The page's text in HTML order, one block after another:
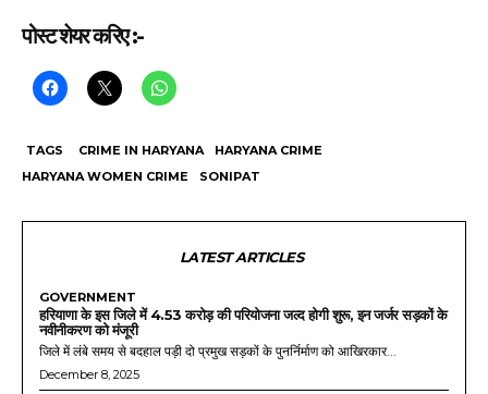
पोस्ट शेयर करिए :-
TAGS CRIME IN HARYANA
HARYANA CRIME
HARYANA WOMEN CRIME
SONIPAT
LATEST ARTICLES
GOVERNMENT
हरियाणा के इस जिले में 4.53 करोड़ की परियोजना जल्द होगी शुरू, इन जर्जर सड़कों के
नवीनीकरण को मंजूरी
जिले में लंबे समय से बदहाल पड़ी दो प्रमुख सड़कों के पुनर्निर्माण को आखिरकार...
December 8, 2025